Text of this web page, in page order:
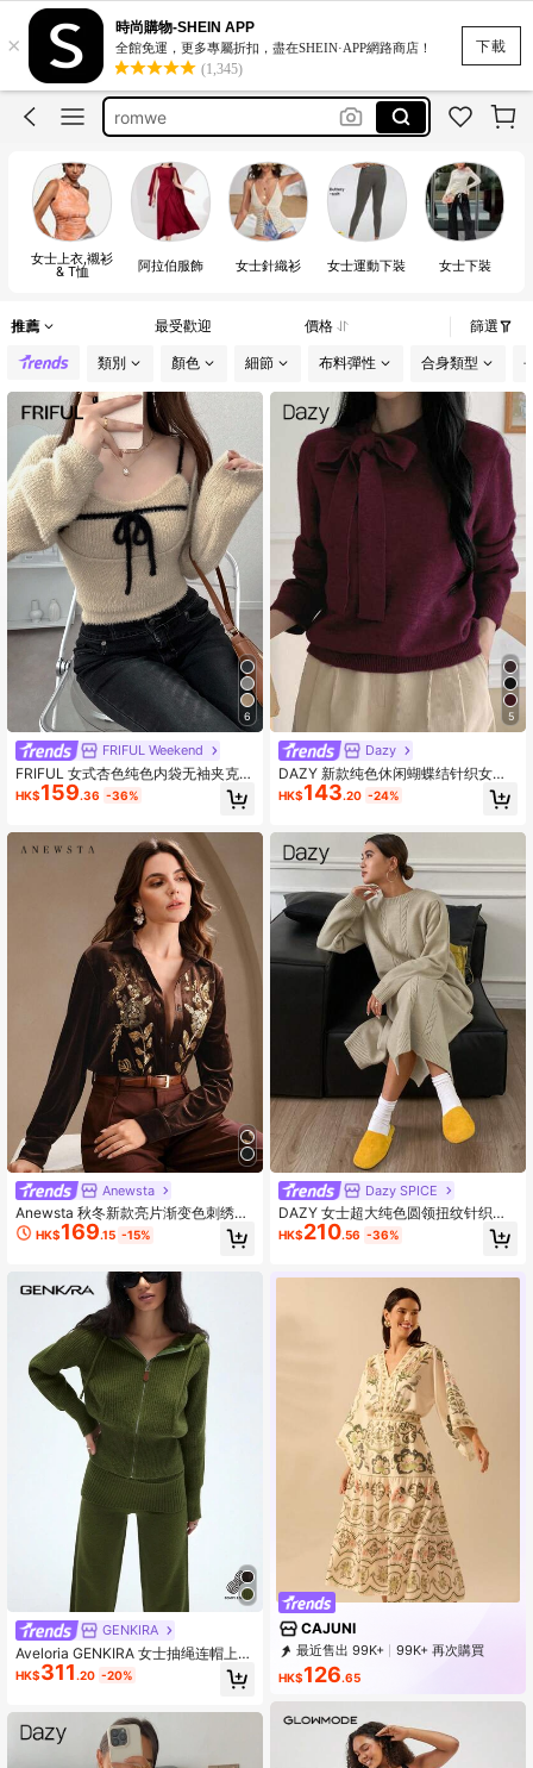
下載
×
時尚購物-SHEIN APP
全館免運，更多專屬折扣，盡在SHEIN·APP網路商店！
(1,345)
bikini
motf
romwe
women clothing casual
bikini
motf
女士上衣,襯衫
& T恤 阿拉伯服飾 女士針織衫 女士運動下裝 女士下裝
推薦 最受歡迎 價格 篩選
類別 顏色 細節 布料彈性 合身類型
6
FRIFUL Weekend
FRIFUL 女式杏色纯色内袋无袖夹克，
长袖撞色抽绳蝴蝶结针织毛衣两件
套，秋季
HK$159.36 -36%
Anewsta
Anewsta 秋冬新款亮片渐变色刺绣职
场女士衬衫
HK$169.15 -15%
GENKIRA
Aveloria GENKIRA 女士抽绳连帽上衣
和宽松长裤针织两件套
HK$311 .20 -20%
5
Dazy
DAZY 新款纯色休闲蝴蝶结针织女式
毛衣，秋季款
HK$143.20 -24%
Dazy SPICE
DAZY 女士超大纯色圆领扭纹针织长
袖毛衣裙，秋冬，秋季女装
HK$210.56 -36%
CAJUNI
最近售出 99K+
99K+ 再次購買
1.6M Followers
HK$126.65